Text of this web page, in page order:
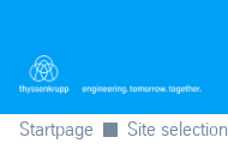
Startpage Site selection